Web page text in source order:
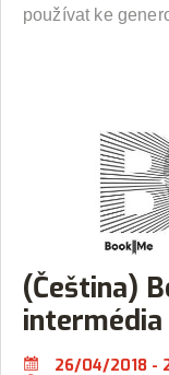
používat ke
(Čeština)
intermédia
26/04/2018 -